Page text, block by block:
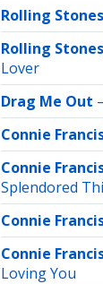
Rolling
Rolling
Lover
Drag Me Out –
Connie
Connie
Splendored
Connie
Connie
Loving You